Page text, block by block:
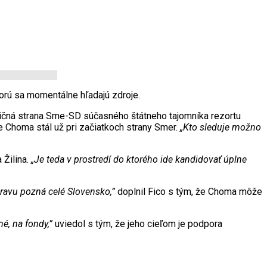
sa momentálne hľadajú zdroje.
strana Sme-SD súčasného štátneho tajomníka rezortu
Choma stál už pri začiatkoch strany Smer. „Kto sleduje možno
Žilina. „Je teda v prostredí do ktorého ide kandidovať úplne
pozná celé Slovensko,”doplnil Fico s tým, že Choma môže
na fondy,”uviedol s tým, že jeho cieľom je podpora